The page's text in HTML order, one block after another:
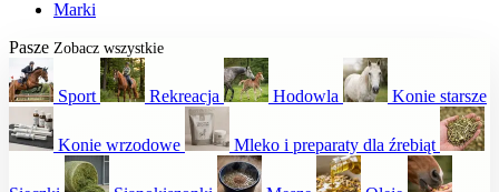
Marki
Pasze Zobacz wszystkie
Sport Rekreacja Hodowla Konie starsze
Konie wrzodowe Mleko i preparaty dla źrebiąt